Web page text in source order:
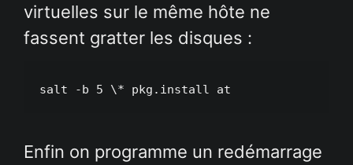
virtuelles sur le même hôte ne
fassent gratter les disques :
salt -b 5 \* pkg.install at
Enfin on programme un redémarrage